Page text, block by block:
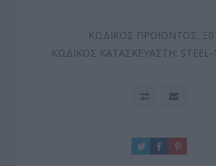
ΚΩΔΙΚΟΣ ΠΡΟΪΟΝΤΟΣ:
ΚΩΔΙΚΟΣ ΚΑΤΑΣΚΕΥΑΣΤΗ: